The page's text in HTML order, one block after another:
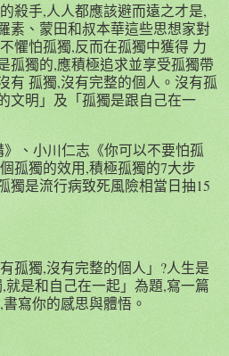
殺手,人人都應該避而遠之才是,
素、蒙田和叔本華這些思想家對
懼怕孤獨,反而在孤獨中獲得 力
孤獨的,應積極追求並享受孤獨帶
有 孤獨,沒有完整的個人。沒有孤
文明」及「孤獨是跟自己在一
、小川仁志《你可以不要怕孤
孤獨的效用,積極孤獨的7大步
獨是流行病致死風險相當日抽15
孤獨,沒有完整的個人」?人生是
是和自己在一起」為題,寫一篇
寫你的感思與體悟。